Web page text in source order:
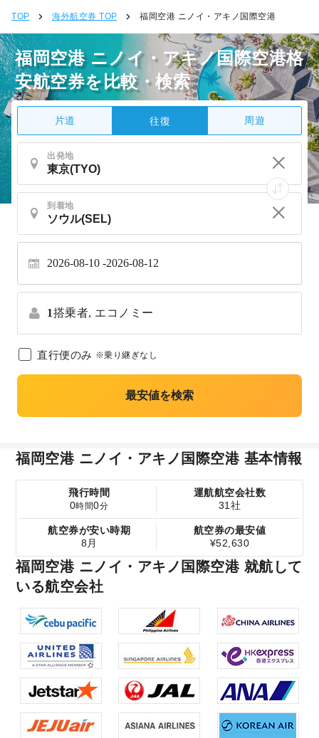
TOP 海外航空券 TOP 福岡空港 ニノイ・アキノ国際空港
福岡空港 ニノイ・アキノ国際空港格
安航空券を比較・検索
片道 往復 周遊
出発地
到着地
2026-08-10 2026-08-12
1搭乗者, エコノミー
直行便のみ ※乗り継ぎなし
最安値を検索
福岡空港 ニノイ・アキノ国際空港 基本情報
飛行時間
0時間0分
運航航空会社数
31社
航空券が安い時期
8月
航空券の最安値
¥52,630
福岡空港 ニノイ・アキノ国際空港 就航して
いる航空会社